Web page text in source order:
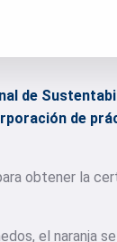
de
de
obtener la
el naranja